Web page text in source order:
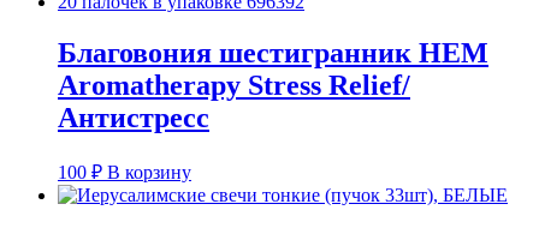
Благовония шестигранник HEM
Aromatherapy Stress Relief/
Антистресс
100 ₽ В корзину